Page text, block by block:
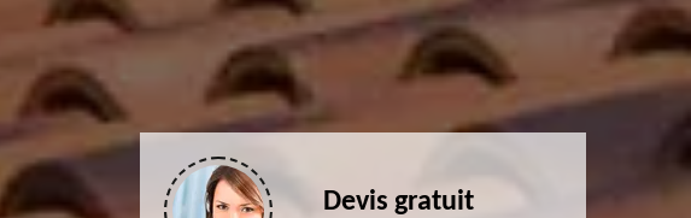
Devis gratuit